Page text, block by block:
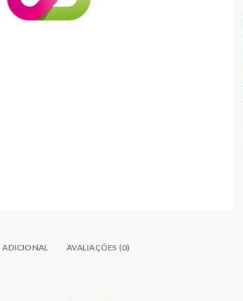
ADICIONAL AVALIAÇÕES (0)